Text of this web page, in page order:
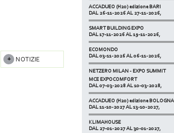
NOTIZIE
ACCADUEO (H20) edizione BARI
DAL 26-11-2026 AL 27-11-2026,
SMART BUILDING EXPO
DAL 17-11-2026 AL 19-11-2026,
ECOMONDO
DAL 03-11-2026 AL 06-11-2026,
NETZERO MILAN - EXPO SUMMIT
MCE EXPOCOMFORT
DAL 07-03-2028 AL 10-03-2028,
ACCADUEO (H20) edizione BOLOGNA
DAL 11-10-2027 AL 13-10-2027,
KLIMAHOUSE
DAL 27-01-2027 AL 30-01-2027,